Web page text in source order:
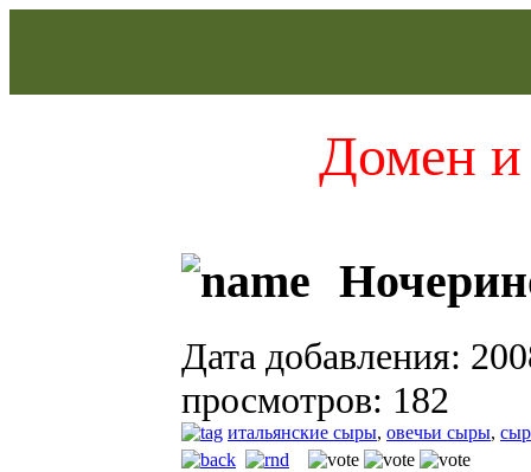
Домен и
Дата добавления:
просмотров: 182
итальянские сыры, овечьи сыры, сыр